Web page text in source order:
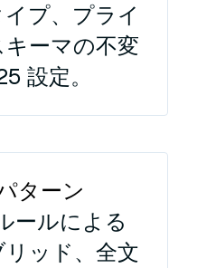
プ、プライ
ーマの不変
設定。
ターン
ールによる
ッド、全文